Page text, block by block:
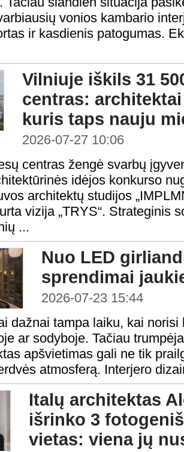
vonios kambario
ir kasdienis patogumas.
Vilniuje iškils 31
centras:
kuris taps nauju
2026-07-27 10:06
centras žengė svarbų
idėjos konkurso
architektų studijos
vizija „TRYS“. Strateginis
...
Nuo LED
sprendimai
2026-07-23 15:44
dažnai tampa laiku, kai
ar sodyboje. Tačiau
apšvietimas gali ne tik
atmosferą. Interjero
Italų architektas
išrinko 3
vietas: viena jų